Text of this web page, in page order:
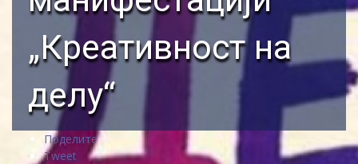
„Креативност на
делу“
Поделите
Tweet